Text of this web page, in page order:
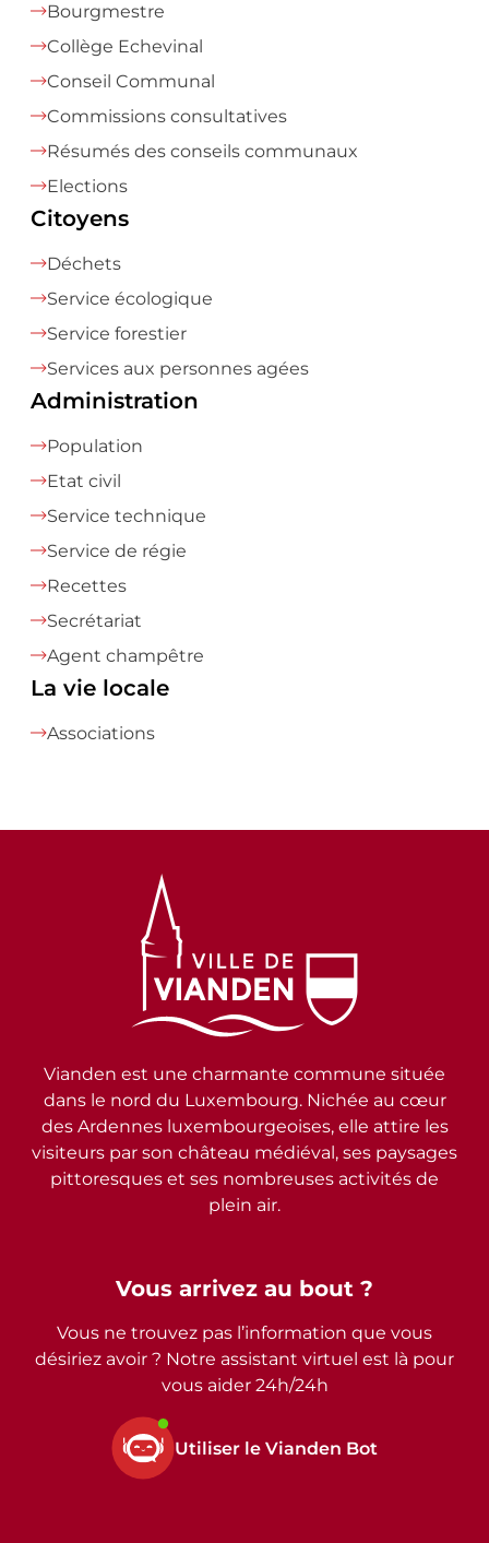
Bourgmestre
Collège Echevinal
Conseil Communal
Commissions consultatives
Résumés des conseils communaux
Elections
Citoyens
Déchets
Service écologique
Service forestier
Services aux personnes agées
Administration
Population
Etat civil
Service technique
Service de régie
Recettes
Secrétariat
Agent champêtre
La vie locale
Associations
Vous arrivez au bout ?
Vous ne trouvez pas l’information que vous
désiriez avoir ? Notre assistant virtuel est là pour
vous aider 24h/24h
Utiliser le Vianden Bot
Vianden est une charmante commune située
dans le nord du Luxembourg. Nichée au cœur
des Ardennes luxembourgeoises, elle attire les
visiteurs par son château médiéval, ses paysages
pittoresques et ses nombreuses activités de
plein air.